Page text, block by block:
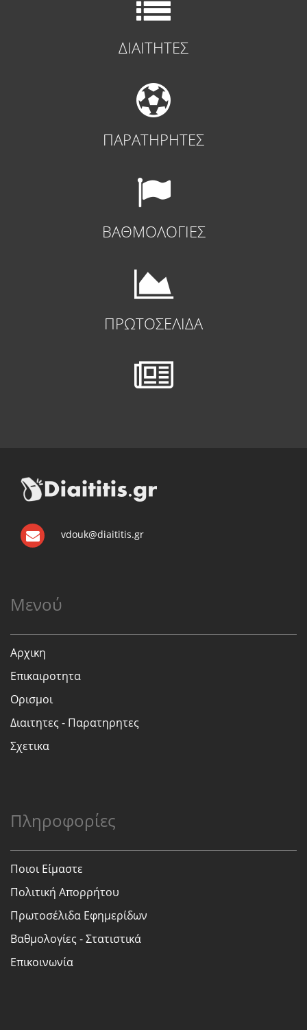
ΔΙΑΙΤΗΤΕΣ
ΠΑΡΑΤΗΡΗΤΕΣ
ΒΑΘΜΟΛΟΓΙΕΣ
ΠΡΩΤΟΣΕΛΙΔΑ
vdouk@diaititis.gr
Μενού
Αρχικη
Επικαιροτητα
Ορισμοι
Διαιτητες - Παρατηρητες
Σχετικα
Πληροφορίες
Ποιοι Είμαστε
Πολιτική Απορρήτου
Πρωτοσέλιδα Εφημερίδων
Βαθμολογίες - Στατιστικά
Επικοινωνία